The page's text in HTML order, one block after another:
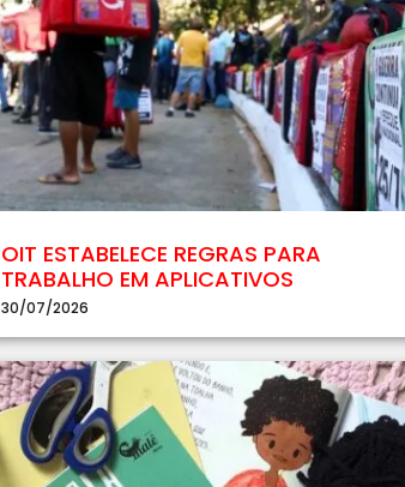
OIT ESTABELECE REGRAS PARA
TRABALHO EM APLICATIVOS
30/07/2026